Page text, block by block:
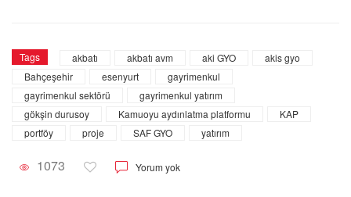
Tags akbatı akbatı avm aki GYO
akis gyo
Bahçeşehir
esenyurt
gayrimenkul
gayrimenkul sektörü
gayrimenkul yatırım
gökşin durusoy
Kamuoyu aydınlatma platformu
KAP
portföy
proje SAF GYO yatırım
1073 Yorum yok